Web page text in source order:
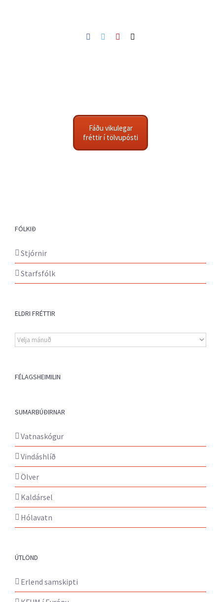
Facebook
TwitterPinterest
Fáðu vikulegar
fréttir í tölvupósti
FÓLKIÐ
Stjórnir
Starfsfólk
ELDRI FRÉTTIR
Eldri
fréttir
FÉLAGSHEIMILIN
SUMARBÚÐIRNAR
Vatnaskógur
Vindáshlíð
Ölver
Kaldársel
Hólavatn
ÚTLÖND
Erlend samskipti